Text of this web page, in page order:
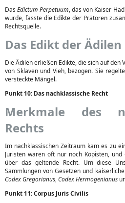
DasEdictum Perpetuum, das von Kaiser
wurde, fasste die Edikte der Prätoren
Rechtsquelle.
Das Edikt der Ädilen
Die Ädilen erließen Edikte, die sich auf den
von Sklaven und Vieh, bezogen. Sie
versteckte Mängel.
Punkt 10: Das nachklassische Recht
Merkmale des
Rechts
Im nachklassischen Zeitraum kam es zu
Juristen waren oft nur noch Kopisten,
über das geltende Recht. Um diese
Sammlungen von Gesetzen und
Codex Gregorianus,Codex Hermogenianus
Punkt 11: Corpus Juris Civilis